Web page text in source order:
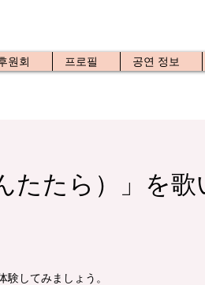
원회 프로필 공연 정보
たたら）」を
してみましょう。